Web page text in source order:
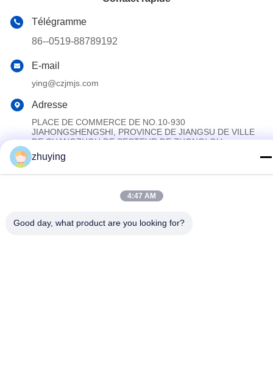
Télégramme
86--0519-88789192
E-mail
ying@czjmjs.com
Adresse
PLACE DE COMMERCE DE NO.10-930
JIAHONGSHENGSHI, PROVINCE DE JIANGSU DE VILLE
DE CHANGZHOU DE SECTEUR DE ZHONGLOU
La Chine est bonne. Qualité Grandes vessies de glace de
cold chain technology Co.,ltd Tout. Les droits sont réservés.
zhuying
4:47 AM
Good day, what product are you looking for?